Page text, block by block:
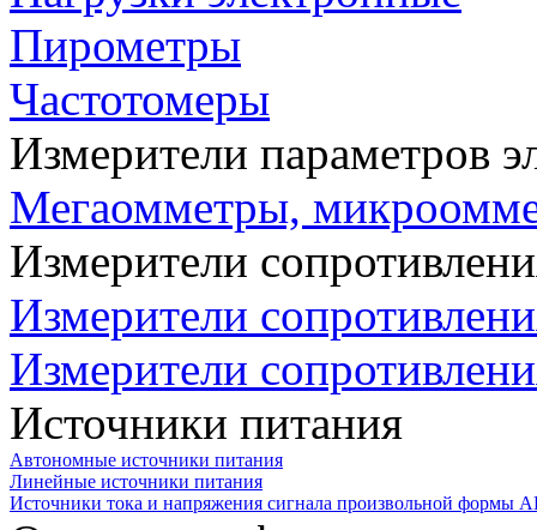
Пирометры
Частотомеры
Измерители параметров
Мегаомметры,
Измерители
Измерители
Измерители
Источники питания
Автономные источники питания
Линейные источники питания
Источники тока и напряжения сигнала произвольной формы